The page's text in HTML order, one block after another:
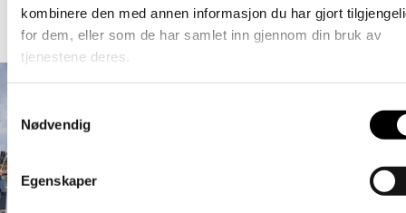
kombinere den med annen informasjon du har gjort
for dem, eller som de har samlet inn gjennom din bruk av
tjenestene deres.
Nødvendig
Egenskaper
Les flere aktuelle saker